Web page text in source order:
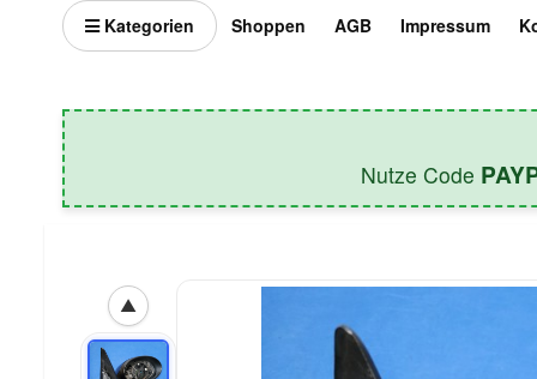
Kategorien Shoppen AGB Impressum
Nutze Code
▲